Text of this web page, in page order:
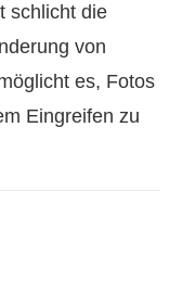
schlicht die
von
es, Fotos
Eingreifen zu